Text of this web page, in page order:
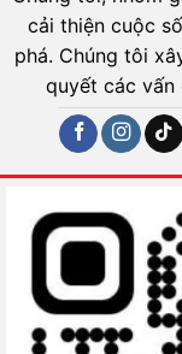
cải thiện cuộc
phá. Chúng tôi
quyết các vấn